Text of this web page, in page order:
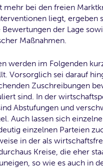
mehr bei den freien
liegt, ergeben
der Lage
Maßnahmen.
werden im Folgenden
Vorsorglich sei darauf
Zuschreibungen
sind. In der
Abstufungen und
Auch lassen sich
einzelnen Parteien
in der als
Kreise, die eher
so wie es auch in